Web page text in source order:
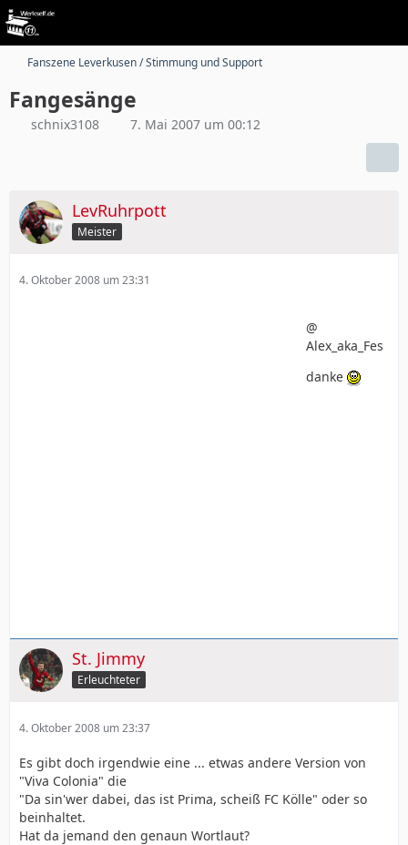
Fanszene Leverkusen / Stimmung und Support
Fangesänge
schnix3108 7. Mai 2007 um 00:12
LevRuhrpott
Meister
4. Oktober 2008 um 23:31
@
Alex_aka_Fes
danke
St. Jimmy
Erleuchteter
4. Oktober 2008 um 23:37
Es gibt doch irgendwie eine ... etwas andere Version von
"Viva Colonia" die
"Da sin'wer dabei, das ist Prima, scheiß FC Kölle" oder so
beinhaltet.
Hat da jemand den genaun Wortlaut?